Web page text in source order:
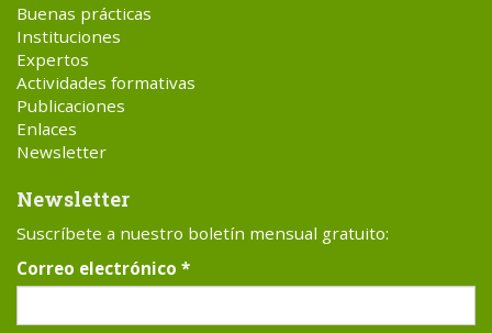
Buenas prácticas
Instituciones
Expertos
Actividades formativas
Publicaciones
Enlaces
Newsletter
Newsletter
Suscríbete a nuestro boletín mensual gratuito:
Correo electrónico *